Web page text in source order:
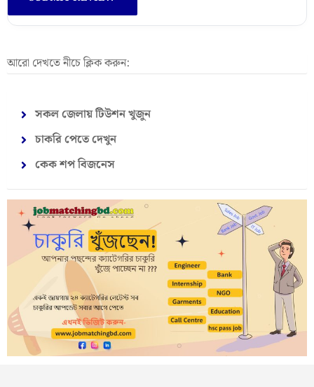
আরো দেখতে নীচে ক্লিক করুন:
সকল জেলায় টিউশন খুজুন
চাকরি পেতে দেখুন
কেক শপ বিজনেস